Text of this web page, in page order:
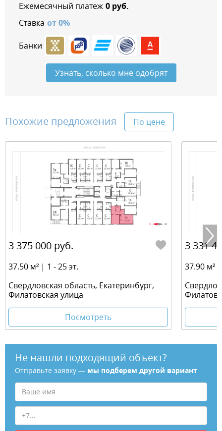
Ежемесячный платеж 0руб.
Ставка от0%
Банки
Узнать, сколько мне одобрят
Похожие предложения По цене
3 375 000 руб.
37.50 м² | 1 - 25 эт.
Свердловская область, Екатеринбург,
Филатовская улица
Посмотреть
3 331
37.90 м²
Не нашли подходящий объект?
Отправьте заявку — мы подберем другой вариант